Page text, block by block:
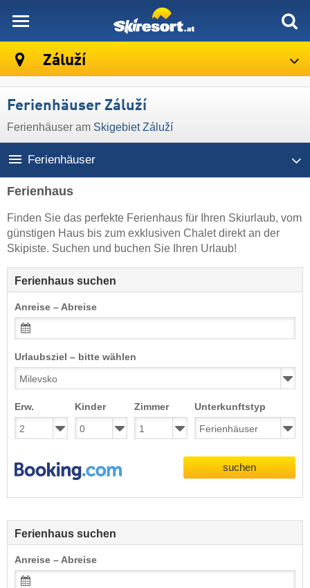
Záluží
Ferienhäuser Záluží
Ferienhäuser am Skigebiet Záluží
Ferienhäuser
Ferienhaus
Finden Sie das perfekte Ferienhaus für Ihren Skiurlaub, vom
günstigen Haus bis zum exklusiven Chalet direkt an der
Skipiste. Suchen und buchen Sie Ihren Urlaub!
Ferienhaus suchen
Anreise – Abreise
Urlaubsziel – bitte wählen
Erw. Kinder Zimmer Unterkunftstyp
suchen
Ferienhaus suchen
Anreise – Abreise